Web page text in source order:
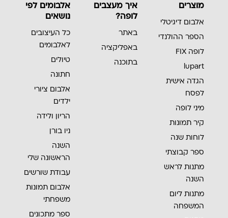
מוצרים
אלבום דיגיטלי
הספר ההולנדי
לופה FIX
lupart
הגדה אישית
לפסח
מיני לופה
קיר תמונות
לוחות שנה
ספר קבוצתי
מתנות לראש
השנה
מתנות ליום
המשפחה
איך מעצבים
לופה?
באתר
באפליקציה
בתוכנה
אלבומים לפי
נושאים
כל העיצובים
לאלבומים
טיולים
חתונה
אלבום ציורי
ילדים
הריון ולידה
ניו בורן
השנה
הראשונה שלי
עבודת שורשים
אלבום תמונות
משפחתי
ספר מתכונים